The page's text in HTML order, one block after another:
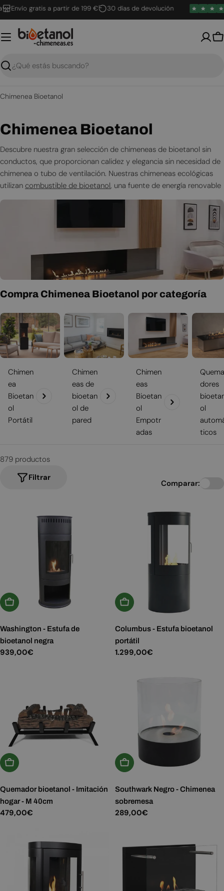
Saltar
al
contenido
gratis a partir de 199 € 30 días de devolución
Buscar
Chimenea Bioetanol
R
e
c
o
p
c
i
ó
n
:
Chimenea Bioetanol
Descubre nuestra gran selección de chimeneas de bioetanol sin
conductos, que proporcionan calidez y elegancia sin necesidad de
chimenea o tubo de ventilación. Nuestras chimeneas ecológicas
utilizan combustible de bioetanol, una fuente de energía renovable
que genera llamas reales sin humo, ceniza ni hollín.
independientes, montados en la pared empotrados ,
para adaptarse a cualquier espacio. Encuentra la chimenea de
bioetanol ideal que complemente tu interior y disfruta de la
combinación perfecta de diseño moderno y calefacción sostenible.
Compra Chimenea Bioetanol por categoría
Chimen
ea
Bioetan
ol
Portátil
Chimen
eas de
bioetan
ol de
pared
Chimen
eas
Bioetan
ol
Empotr
adas
Quema
dores
ol
ticos
879 productos
Filtrar
Comparar:
Añadir A La Cesta
Washington - Estufa de
bioetanol negra
Precio
939,00€
Añadir A La Cesta
Columbus - Estufa bioetanol
portátil
Precio
1.299,00€
Añadir A La Cesta
Quemador bioetanol - Imitación
hogar - M 40cm
Precio
479,00€
Añadir A La Cesta
Southwark Negro - Chimenea
sobremesa
Precio
289,00€